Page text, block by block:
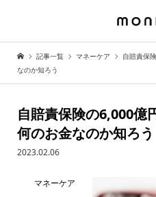
記事一覧 マネーケア
自賠責保
なのか知ろう
自賠責保険の6,000億
何のお金なのか知ろう
2023.02.06
マネーケア